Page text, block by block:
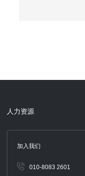
人力资源
加入我们
010-8083 2601